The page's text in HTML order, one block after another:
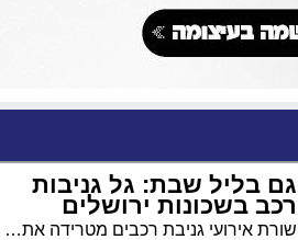
גם בליל שבת: גל גניבות
רכב בשכונות ירושלים
שורת אירועי גניבת רכבים מטרידה את תושבי השכונות בירושלים • רכב של הורים לילד נכה נגנב בהר נוף • תושבים קוראים להגברת הערנות